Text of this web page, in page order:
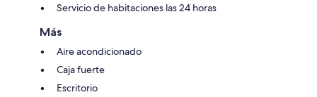
Servicio de habitaciones las 24 horas
Más
Aire acondicionado
Caja fuerte
Escritorio